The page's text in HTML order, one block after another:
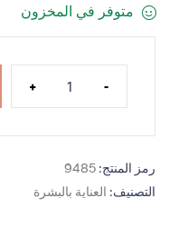
متوفر في المخزون
-
+
رمز المنتج: 9485
التصنيف: العناية بالبشرة